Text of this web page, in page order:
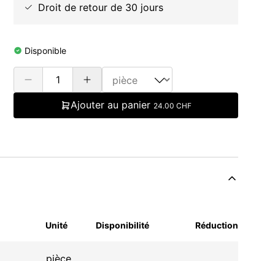
Droit de retour de 30 jours
Disponible
Ajouter au panier 24.00 CHF
Unité Disponibilité Réduction